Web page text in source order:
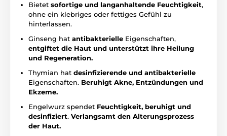
Bietet sofortige und langanhaltende Feuchtigkeit,
ohne ein klebriges oder fettiges Gefühl zu
hinterlassen.
Ginseng hat antibakterielle Eigenschaften,
entgiftet die Haut und unterstützt ihre Heilung
und Regeneration.
Thymian hat desinfizierende und antibakterielle
Eigenschaften. Beruhigt Akne, Entzündungen und
Ekzeme.
Engelwurz spendet Feuchtigkeit, beruhigt und
desinfiziert. Verlangsamt den Alterungsprozess
der Haut.